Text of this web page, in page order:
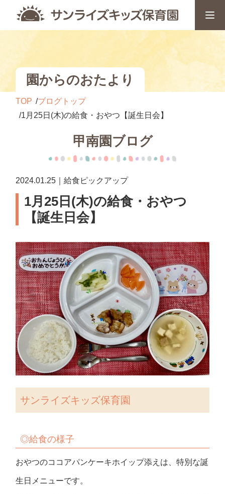
園からのおたより
TOP
ブログトップ
1月25日(木)の給食・おやつ【誕生日会】
甲南園ブログ
2024.01.25｜給食ピックアップ
1月25日(木)の給食・おやつ
【誕生日会】
サンライズキッズ保育園
◎給食の様子
おやつのココアパンケーキホイップ添えは、特別な誕
生日メニューです。